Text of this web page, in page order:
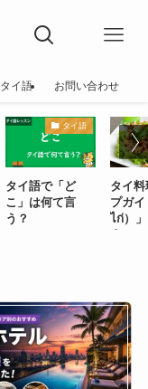
タイ語 お問い合わせ
タイ語
タイ語で「ど
こ」は何て言
う？
タイ
プガ
ไก่）